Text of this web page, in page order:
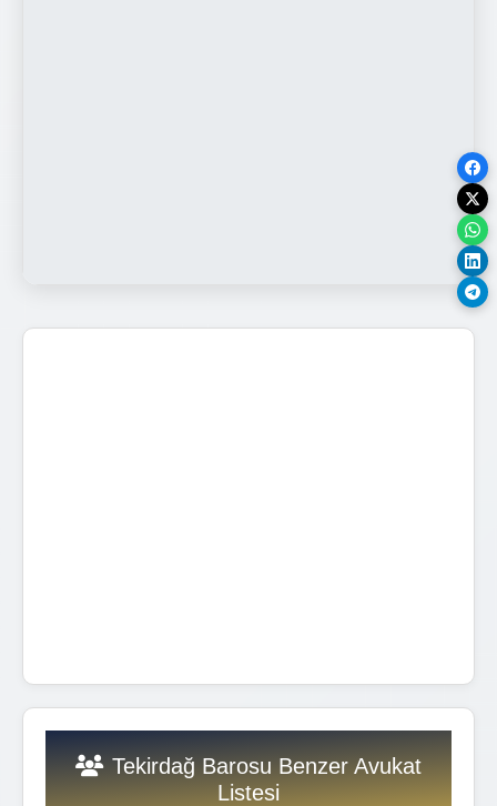
Tekirdağ Barosu Benzer Avukat
Listesi